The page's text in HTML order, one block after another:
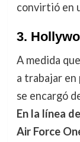
convirtió en
3.
A medida
a trabajar
se encargó
En la línea
Air Force